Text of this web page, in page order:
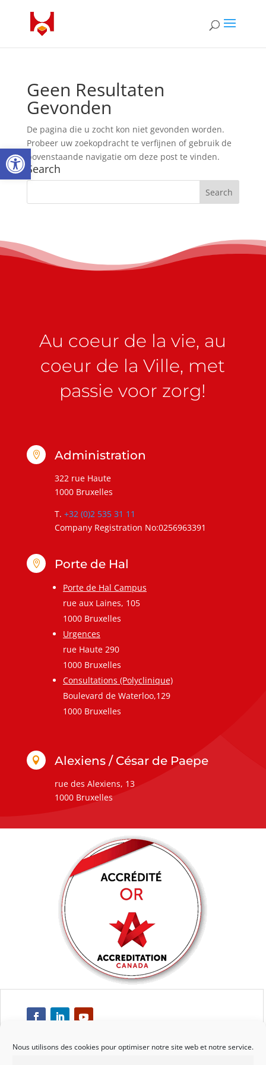
Open toolbar
Nous utilisons des cookies pour optimiser notre site web et notre service.
Geen Resultaten
Gevonden
De pagina die u zocht kon niet gevonden worden.
Probeer uw zoekopdracht te verfijnen of gebruik de
bovenstaande navigatie om deze post te vinden.
Search
Au coeur de la vie, au
coeur de la Ville, met
passie voor zorg!
 Administration
322 rue Haute
1000 Bruxelles
T. +32 (0)2 535 31 11
Company Registration No:0256963391
 Porte de Hal
Porte de Hal Campus
rue aux Laines, 105
1000 Bruxelles
Urgences
rue Haute 290
1000 Bruxelles
Consultations (Polyclinique)
Boulevard de Waterloo,129
1000 Bruxelles
 Alexiens / César de Paepe
rue des Alexiens, 13
1000 Bruxelles